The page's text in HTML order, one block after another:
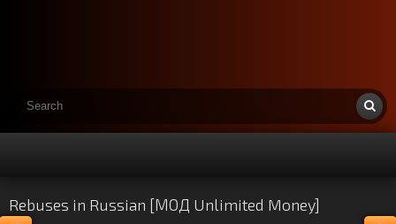
Rebuses in Russian [МОД Unlimited Money]